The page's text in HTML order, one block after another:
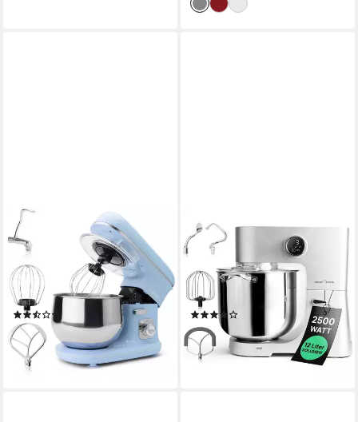
BOMANN
Küchenmaschine KM 6030
CB blau, Küchenmaschine
1100 Watt, Knetmaschine 5
Liter
45,95 €
lieferbar - in 2-3 Werktagen bei dir
PROFICOOK
Küchenmaschine PC-KM
1254, XXL 12L Schüssel,
Knetmaschine mit 2500W
Motor
249,00 €
22,74 €
mtl. in 12 Raten
lieferbar - in 2-3 Werktagen bei dir